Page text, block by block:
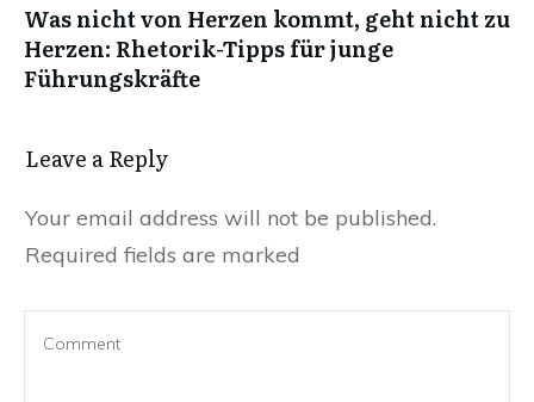
Was nicht von Herzen kommt, geht nicht zu
Herzen: Rhetorik-Tipps für junge
Führungskräfte
Leave a Reply
Your email address will not be published.
Required fields are marked